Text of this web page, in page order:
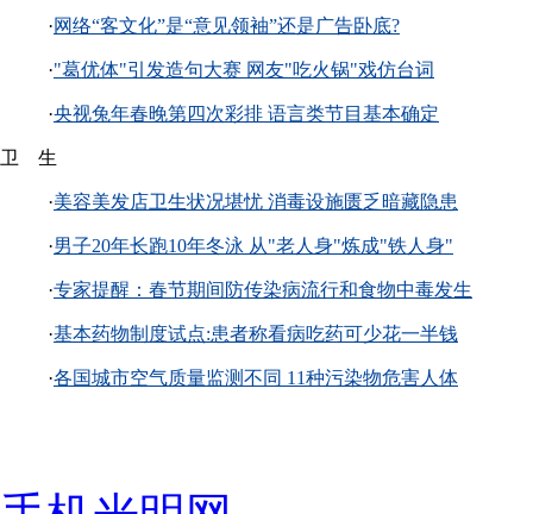
·网络“客文化”是“意见领袖”还是广告卧底?
·"葛优体"引发造句大赛 网友"吃火锅"戏仿台词
·央视兔年春晚第四次彩排 语言类节目基本确定
卫 生
·美容美发店卫生状况堪忧 消毒设施匮乏暗藏隐患
·男子20年长跑10年冬泳 从"老人身"炼成"铁人身"
·专家提醒：春节期间防传染病流行和食物中毒发生
·基本药物制度试点:患者称看病吃药可少花一半钱
·各国城市空气质量监测不同 11种污染物危害人体